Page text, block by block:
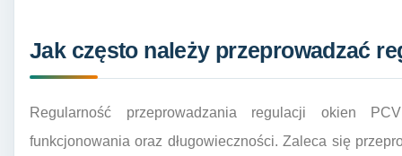
Jak często należy przeprowadzać
Regularność przeprowadzania regulacji okien
funkcjonowania oraz długowieczności. Zaleca się